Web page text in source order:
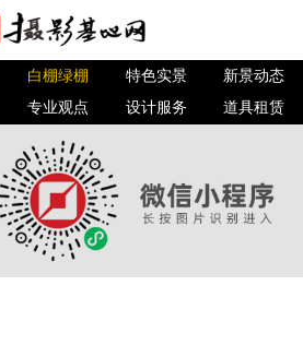
白棚绿棚 特色实景
新景动态
专业观点 设计服务 道具租赁